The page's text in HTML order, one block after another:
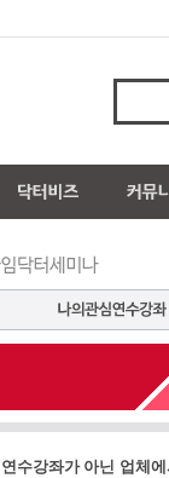
수강좌가 아닌 업체